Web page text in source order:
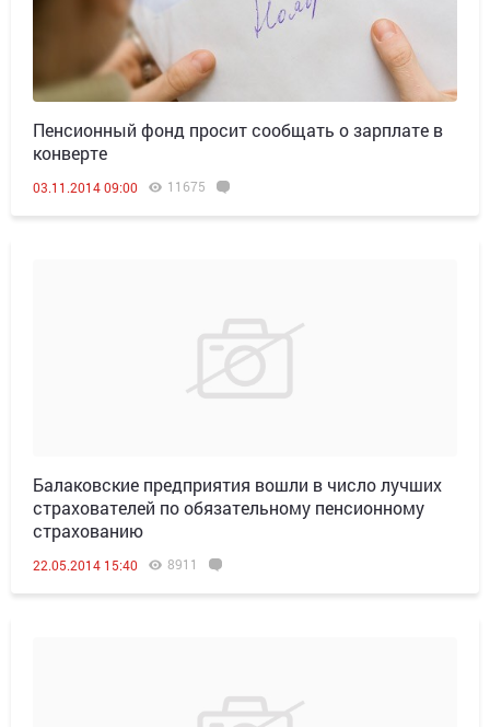
Пенсионный фонд просит сообщать о зарплате в
конверте
03.11.2014 09:00 11675
Балаковские предприятия вошли в число лучших
страхователей по обязательному пенсионному
страхованию
22.05.2014 15:40 8911